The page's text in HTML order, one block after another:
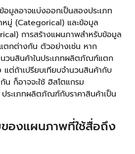
อาจแบ่งออกเป็นสองประเภท
มู่ (Categorical) และข้อมูล
การสร้างแผนภาพสำหรับข้อมูล
ตกต่างกัน ตัวอย่างเช่น หาก
นวนสินค้าในประเภทผลิตภัณฑ์แตก
แต่ถ้าเปรียบเทียบจำนวนสินค้ากับ
ก็อาจจะใช้ ฮิสโตแกรม
ประเภทผลิตภัณฑ์กับราคาสินค้าเป็น
องแผนภาพที่ใช้สื่อถึง